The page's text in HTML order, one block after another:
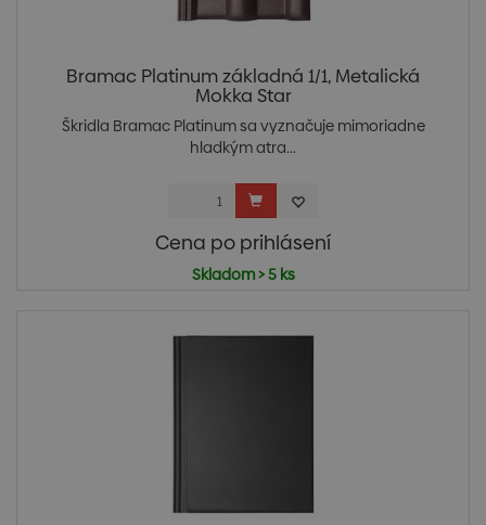
Bramac Platinum základná 1/1, Metalická
Mokka Star
Škridla Bramac Platinum sa vyznačuje mimoriadne
hladkým atra...
Cena po prihlásení
Skladom > 5 ks